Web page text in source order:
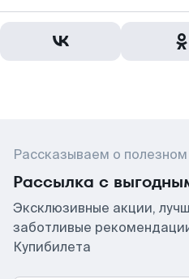
Рассказываем о
Рассылка с
Эксклюзивные акции,
заботливые
Купибилета